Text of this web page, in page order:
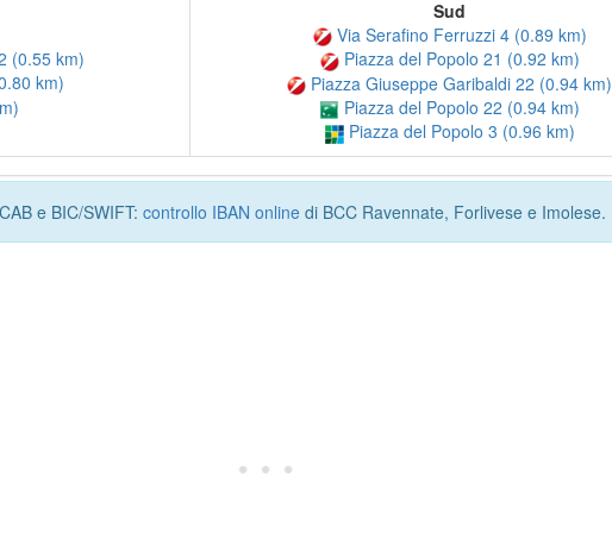
(0.55 km)
km)
Sud
Via Serafino Ferruzzi 4 (0.89 km)
Piazza del Popolo 21 (0.92 km)
Piazza Giuseppe Garibaldi 22 (0.94 km)
Piazza del Popolo 22 (0.94 km)
Piazza del Popolo 3 (0.96 km)
e BIC/SWIFT: controllo IBAN online di BCC Ravennate, Forlivese e Imolese.